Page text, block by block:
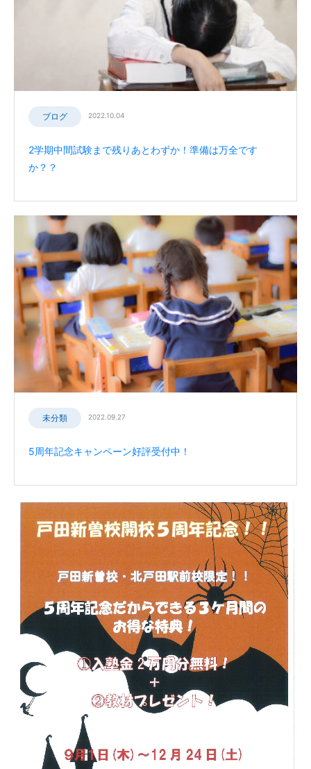
ブログ 2022.10.04
2学期中間試験まで残りあとわずか！準備は万全です
か？？
未分類 2022.09.27
5周年記念キャンペーン好評受付中！